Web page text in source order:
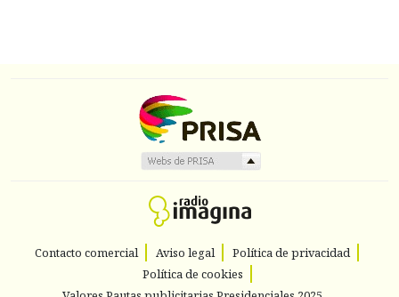
Contacto comercial Aviso legal
Política de privacidad
Política de cookies